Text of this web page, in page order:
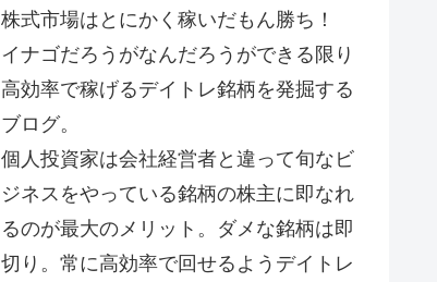
株式市場はとにかく稼いだもん勝ち！
イナゴだろうがなんだろうができる限り
高効率で稼げるデイトレ銘柄を発掘する
ブログ。
個人投資家は会社経営者と違って旬なビ
ジネスをやっている銘柄の株主に即なれ
るのが最大のメリット。ダメな銘柄は即
切り。常に高効率で回せるようデイトレ